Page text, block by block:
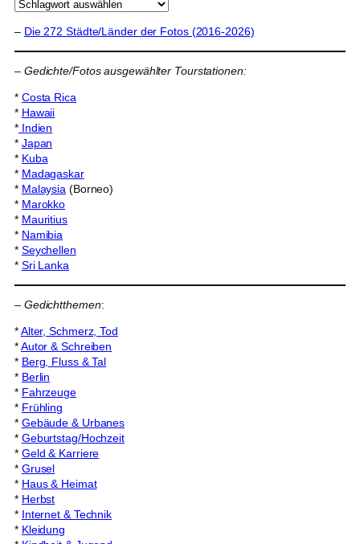
– Die 272 Städte/Länder der Fotos (2016-2026)
– Gedichte/Fotos ausgewählter Tourstationen:
* Costa Rica
* Hawaii
*Indien
* Japan
* Kuba
* Madagaskar
* Malaysia (Borneo)
* Marokko
* Mauritius
* Namibia
* Seychellen
* Sri Lanka
– Gedichtthemen:
*Alter, Schmerz, Tod
*Autor & Schreiben
* Berg, Fluss & Tal
* Berlin
* Fahrzeuge
* Frühling
* Gebäude & Urbanes
* Geburtstag/Hochzeit
* Geld & Karriere
* Grusel
* Haus & Heimat
* Herbst
* Internet & Technik
* Kleidung